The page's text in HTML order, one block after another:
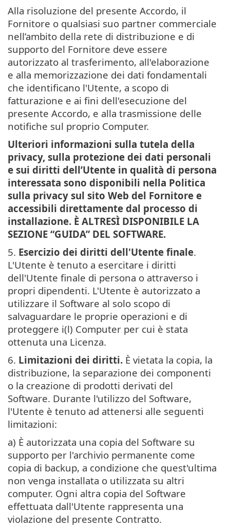
Alla risoluzione del presente Accordo, il
Fornitore o qualsiasi suo partner commerciale
nell’ambito della rete di distribuzione e di
supporto del Fornitore deve essere
autorizzato al trasferimento, all'elaborazione
e alla memorizzazione dei dati fondamentali
che identificano l'Utente, a scopo di
fatturazione e ai fini dell'esecuzione del
presente Accordo, e alla trasmissione delle
notifiche sul proprio Computer.
Ulteriori informazioni sulla tutela della
privacy, sulla protezione dei dati personali
e sui diritti dell’Utente in qualità di persona
interessata sono disponibili nella Politica
sulla privacy sul sito Web del Fornitore e
accessibili direttamente dal processo di
installazione. È ALTRESÌ DISPONIBILE LA
SEZIONE “GUIDA” DEL SOFTWARE.
5. Esercizio dei diritti dell'Utente finale.
L'Utente è tenuto a esercitare i diritti
dell'Utente finale di persona o attraverso i
propri dipendenti. L'Utente è autorizzato a
utilizzare il Software al solo scopo di
salvaguardare le proprie operazioni e di
proteggere i(l) Computer per cui è stata
ottenuta una Licenza.
6. Limitazioni dei diritti. È vietata la copia, la
distribuzione, la separazione dei componenti
o la creazione di prodotti derivati del
Software. Durante l'utilizzo del Software,
l'Utente è tenuto ad attenersi alle seguenti
limitazioni:
a) È autorizzata una copia del Software su
supporto per l'archivio permanente come
copia di backup, a condizione che quest'ultima
non venga installata o utilizzata su altri
computer. Ogni altra copia del Software
effettuata dall'Utente rappresenta una
violazione del presente Contratto.